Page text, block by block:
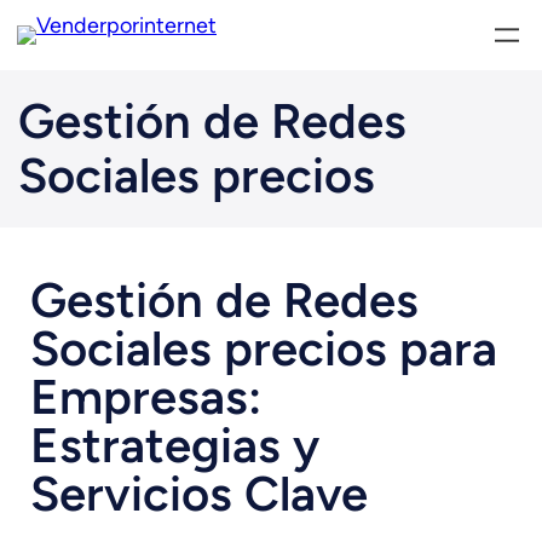
Gestión de Redes
Sociales precios
Gestión de Redes
Sociales precios para
Empresas:
Estrategias y
Servicios Clave